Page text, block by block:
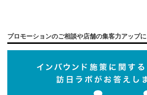
プロモーションのご相談や店舗の集客力アップに